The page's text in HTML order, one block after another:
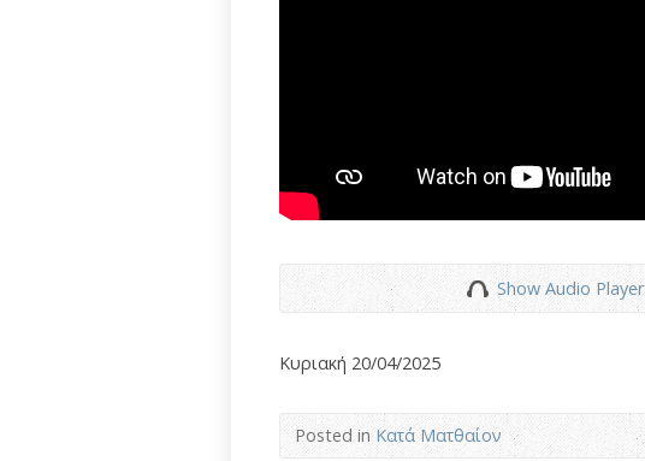
Show Audio Player
Κυριακή 20/04/2025
Posted inΚατά Ματθαίον